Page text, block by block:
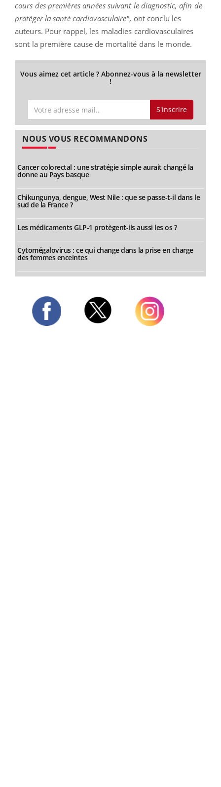
cours des premières années suivant le diagnostic, afin de
protéger la santé cardiovasculaire", ont conclu les
auteurs. Pour rappel, les maladies cardiovasculaires
sont la première cause de mortalité dans le monde.
Vous aimez cet article ? Abonnez-vous à la newsletter
!
S'inscrire
NOUS VOUS RECOMMANDONS
Cancer colorectal : une stratégie simple aurait changé la
donne au Pays basque
Chikungunya, dengue, West Nile : que se passe-t-il dans le
sud de la France ?
Les médicaments GLP-1 protègent-ils aussi les os ?
Cytomégalovirus : ce qui change dans la prise en charge
des femmes enceintes